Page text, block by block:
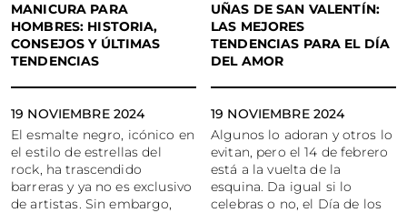
MANICURA PARA
HOMBRES: HISTORIA,
CONSEJOS Y ÚLTIMAS
TENDENCIAS
19 NOVIEMBRE 2024
El esmalte negro, icónico en
el estilo de estrellas del
rock, ha trascendido
barreras y ya no es exclusivo
de artistas. Sin embargo,
UÑAS DE SAN VALENTÍN:
LAS MEJORES
TENDENCIAS PARA EL DÍA
DEL AMOR
19 NOVIEMBRE 2024
Algunos lo adoran y otros lo
evitan, pero el 14 de febrero
está a la vuelta de la
esquina. Da igual si lo
celebras o no, el Día de los